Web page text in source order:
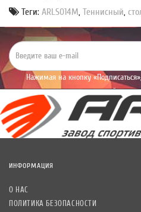
Теги: ARLS014М, Теннисный,
Нажимая на кнопку
уведомлений
ИНФОРМАЦИЯ
О НАС
ПОЛИТИКА БЕЗОПАСНОСТИ